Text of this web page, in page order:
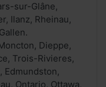
sur-Glâne,
Ilanz, Rheinau,
Dieppe,
Trois-Rivieres,
Edmundston,
Ontario, Ottawa,